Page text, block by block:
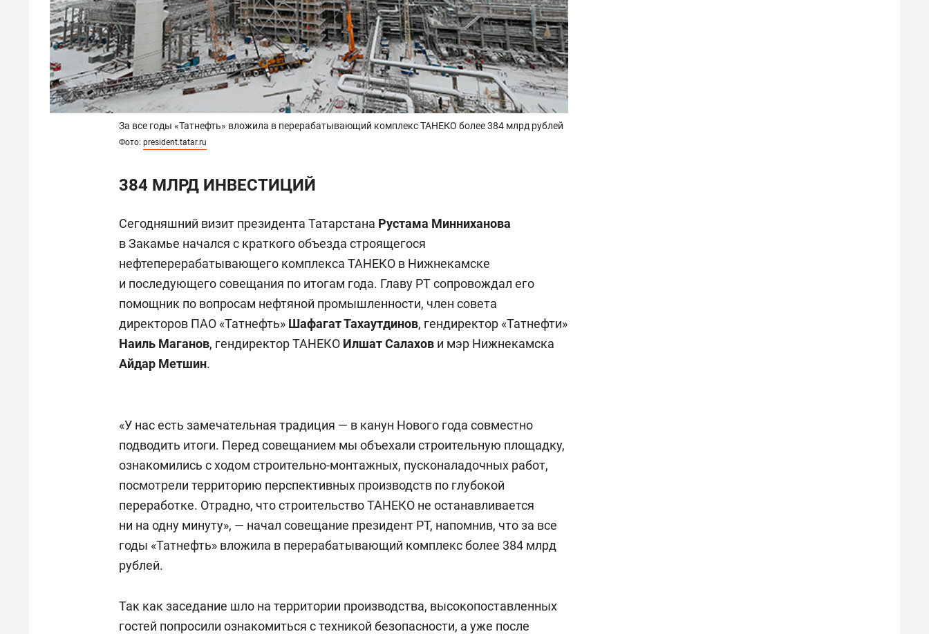
За все годы «Татнефть» вложила в перерабатывающий комплекс ТАНЕКО более 384 млрд рублей
Фото: president.tatar.ru
384 МЛРД ИНВЕСТИЦИЙ
Сегодняшний визит президента Татарстана Рустама Минниханова
в Закамье начался с краткого объезда строящегося
нефтеперерабатывающего комплекса ТАНЕКО в Нижнекамске
и последующего совещания по итогам года. Главу РТ сопровождал его
помощник по вопросам нефтяной промышленности, член совета
директоров ПАО «Татнефть» Шафагат Тахаутдинов, гендиректор «Татнефти»
Наиль Маганов, гендиректор ТАНЕКО Илшат Салахов и мэр Нижнекамска
Айдар Метшин.
«У нас есть замечательная традиция — в канун Нового года совместно
подводить итоги. Перед совещанием мы объехали строительную площадку,
ознакомились с ходом строительно-монтажных, пусконаладочных работ,
посмотрели территорию перспективных производств по глубокой
переработке. Отрадно, что строительство ТАНЕКО не останавливается
ни на одну минуту», — начал совещание президент РТ, напомнив, что за все
годы «Татнефть» вложила в перерабатывающий комплекс более 384 млрд
рублей.
Так как заседание шло на территории производства, высокопоставленных
гостей попросили ознакомиться с техникой безопасности, а уже после